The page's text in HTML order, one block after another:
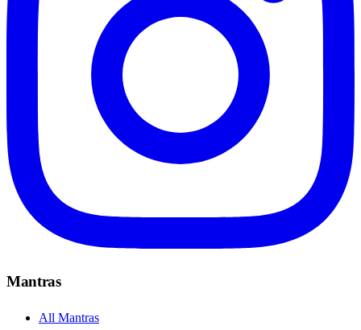
Mantras
All Mantras